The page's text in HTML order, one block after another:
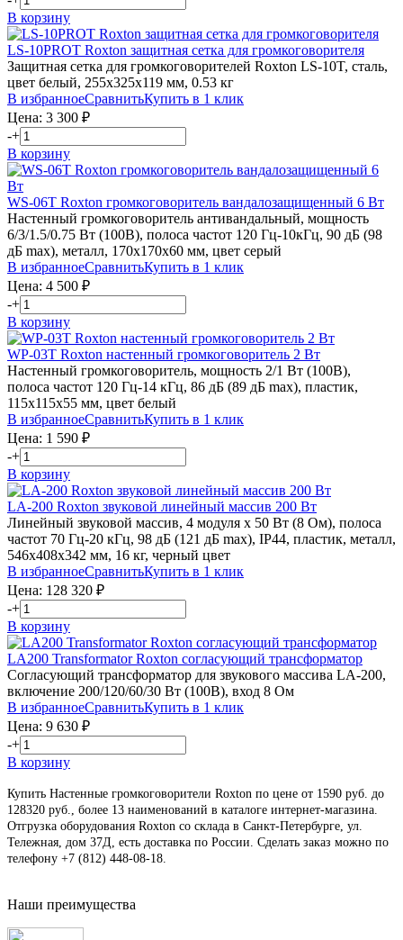
В корзину
LS-10PROT Roxton защитная сетка для громкоговорителя
Защитная сетка для громкоговорителей Roxton LS-10T, сталь,
цвет белый, 255х325х119 мм, 0.53 кг
В избранноеСравнитьКупить в 1 клик
Цена: 3 300 ₽
-+
В корзину
WS-06T Roxton громкоговоритель вандалозащищенный 6 Вт
Настенный громкоговоритель антивандальный, мощность
6/3/1.5/0.75 Вт (100В), полоса частот 120 Гц-10кГц, 90 дБ (98
дБ max), металл, 170х170х60 мм, цвет серый
В избранноеСравнитьКупить в 1 клик
Цена: 4 500 ₽
-+
В корзину
WP-03T Roxton настенный громкоговоритель 2 Вт
Настенный громкоговоритель, мощность 2/1 Вт (100В),
полоса частот 120 Гц-14 кГц, 86 дБ (89 дБ max), пластик,
115х115х55 мм, цвет белый
В избранноеСравнитьКупить в 1 клик
Цена: 1 590 ₽
-+
В корзину
LA-200 Roxton звуковой линейный массив 200 Вт
Линейный звуковой массив, 4 модуля х 50 Вт (8 Ом), полоса
частот 70 Гц-20 кГц, 98 дБ (121 дБ max), IP44, пластик, металл,
546х408х342 мм, 16 кг, черный цвет
В избранноеСравнитьКупить в 1 клик
Цена: 128 320 ₽
-+
В корзину
LA200 TransformatorRoxton согласующий трансформатор
Согласующий трансформатор для звукового массива LA-200,
включение 200/120/60/30 Вт (100В), вход 8 Ом
В избранноеСравнитьКупить в 1 клик
Цена: 9 630 ₽
-+
В корзину
Купить Настенные громкоговорители Roxton по цене от 1590 руб. до
128320 руб., более 13 наименований в каталоге интернет-магазина.
Отгрузка оборудования Roxton со склада в Санкт-Петербурге, ул.
Тележная, дом 37Д, есть доставка по России. Сделать заказ можно по
телефону +7 (812) 448-08-18.
Наши преимущества